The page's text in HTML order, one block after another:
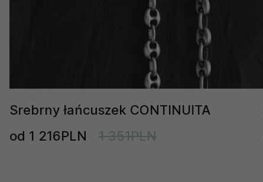
Srebrny łańcuszek CONTINUITA
od 1 216PLN
1 351PLN